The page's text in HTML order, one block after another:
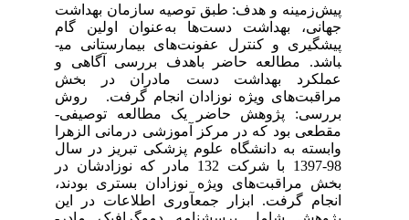
پیش‌زمینه و هدف: طبق توصیه سازمان بهداشت
جهانی، بهداشت دست‌ها به‌عنوان اولین گام
پیشگیری و کنترل عفونت‌های بیمارستانی می­
باشد. مطالعه حاضر باهدف بررسی آگاهی و
عملکرد بهداشت دست مادران در بخش
مراقبت‌های ویژه نوزادان انجام گرفت. روش
بررسی: پژوهش حاضر یک مطالعه توصیفی-
مقطعی بود که در مرکز آموزشی درمانی الزهرا
وابسته به دانشگاه علوم پزشکی تبریز در سال
98-1397 با شرکت 132 مادر که نوزادشان در
بخش مراقبت‌های ویژه نوزادان بستری بودند،
انجام گرفت. ابزار جمع­آوری اطلاعات در این